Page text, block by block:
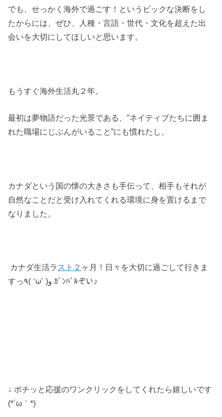
でも、せっかく海外で過ごす！というビックな決断をし
たからには、ぜひ、人種・言語・世代・文化を超えた出
会いを大切にしてほしいと思います。
もうすぐ海外生活丸２年。
最初は夢物語だった光景である、”ネイティブたちに囲ま
れた職場にじぶんがいること”にも慣れたし、
カナダという国の懐の大きさも手伝って、相手もそれが
自然なことだと受け入れてくれる環境に身を置けるまで
なりました。
カナダ生活ラ スト２ ヶ月！日々を大切に過ごして行きま
すっ٩( ‘ω’)و ｶﾞﾝﾊﾞﾙぞい♪
↓ ポチッと応援のワンクリックをしてくれたら嬉しいです
(*´ω｀*)